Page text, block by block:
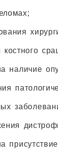
костного
наличие